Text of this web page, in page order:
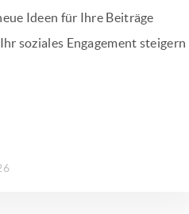
Ideen für Ihre Beiträge
soziales Engagement steigern